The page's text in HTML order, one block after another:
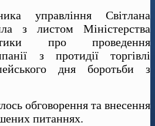
управління Світлана
з листом Міністерства
про проведення
з протидії торгівлі
дня боротьби з
обговорення та внесення
питаннях.